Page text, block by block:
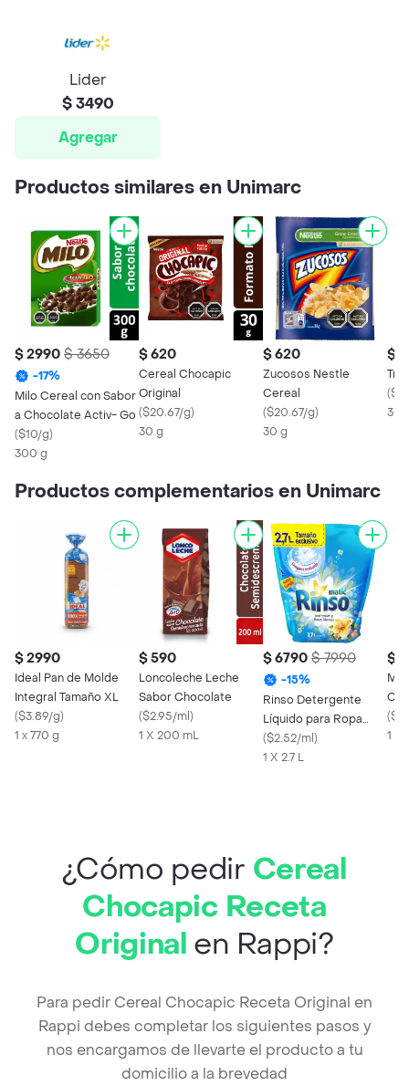
Lider
$ 3490
Agregar
Productos similares en Unimarc
$ 2990 $ 3650
-17%
Milo Cereal con Sabor
a Chocolate Activ- Go
($10/g)
300 g
$ 620
Cereal Chocapic
Original
($20.67/g)
30 g
$ 620
Zucosos Nestle
Cereal
($20.67/g)
30 g
$
(
30
Productos complementarios en Unimarc
$ 2990
Ideal Pan de Molde
Integral Tamaño XL
($3.89/g)
1 x 770 g
$ 590
Loncoleche Leche
Sabor Chocolate
($2.95/ml)
1 X 200 mL
$ 6790 $ 7990
-15%
Rinso Detergente
Líquido para Ropa
Aroma a Hortensias y
Flores Blancas
($2.52/ml)
1 X 2.7 L
$
(
1 x
¿Cómo pedir Cereal
Chocapic Receta
Original en Rappi?
Para pedir Cereal Chocapic Receta Original en
Rappi debes completar los siguientes pasos y
nos encargamos de llevarte el producto a tu
domicilio a la brevedad